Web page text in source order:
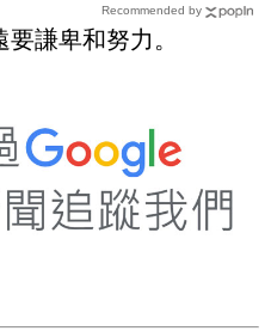
Recommended by
謙卑和努力。